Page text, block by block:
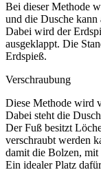
Bei dieser Methode
und die Dusche kann
Dabei wird der
ausgeklappt. Die
Erdspieß.
Verschraubung
Diese Methode wird
Dabei steht die
Der Fuß besitzt
verschraubt werden
damit die Bolzen,
Ein idealer Platz